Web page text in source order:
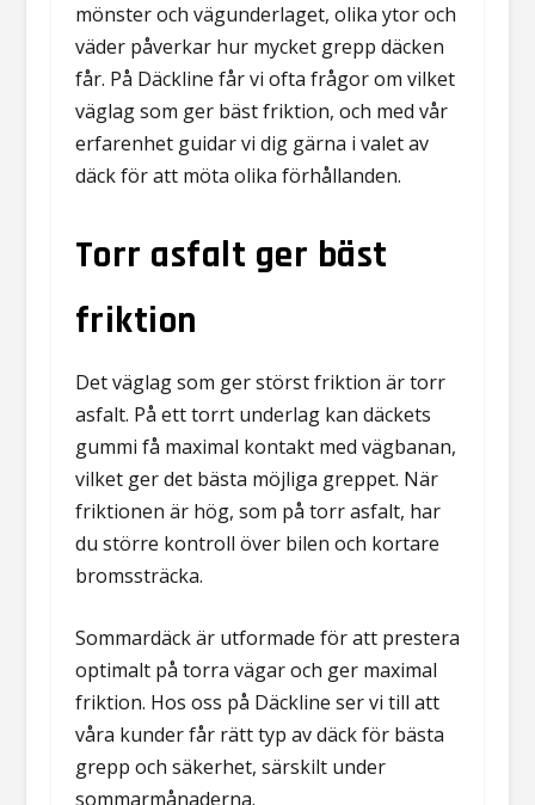
mönster och vägunderlaget, olika ytor och
väder påverkar hur mycket grepp däcken
får. På Däckline får vi ofta frågor om vilket
väglag som ger bäst friktion, och med vår
erfarenhet guidar vi dig gärna i valet av
däck för att möta olika förhållanden.
Torr asfalt ger bäst
friktion
Det väglag som ger störst friktion är torr
asfalt. På ett torrt underlag kan däckets
gummi få maximal kontakt med vägbanan,
vilket ger det bästa möjliga greppet. När
friktionen är hög, som på torr asfalt, har
du större kontroll över bilen och kortare
bromssträcka.
Sommardäck är utformade för att prestera
optimalt på torra vägar och ger maximal
friktion. Hos oss på Däckline ser vi till att
våra kunder får rätt typ av däck för bästa
grepp och säkerhet, särskilt under
sommarmånaderna.